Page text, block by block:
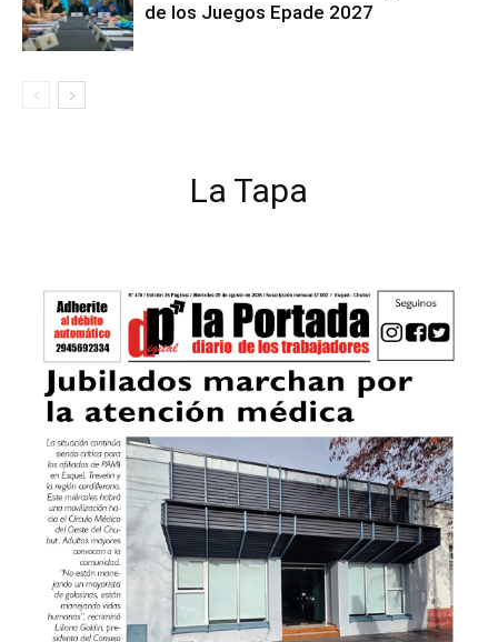
de los Juegos Epade 2027
La Tapa